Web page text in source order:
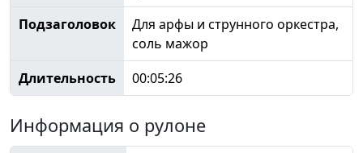
Подзаголовок
Для арфы и струнного оркестра,
соль мажор
Длительность
00:05:26
Информация о рулоне